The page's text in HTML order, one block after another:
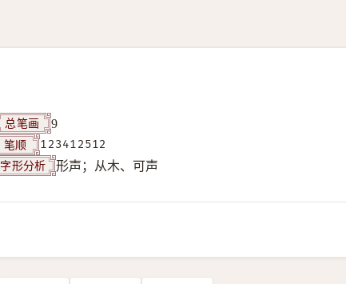
总笔画 9
笔顺 123412512
字形分析 形声；从木、可声